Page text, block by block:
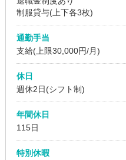
制服貸与(上下各3枚)
通勤手当
支給(上限30,000円/月)
休日
週休2日(シフト制)
年間休日
115日
特別休暇